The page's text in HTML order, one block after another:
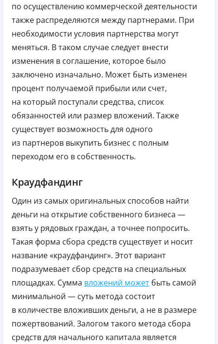
по осуществлению коммерческой деятельности
также распределяются между партнерами. При
необходимости условия партнерства могут
меняться. В таком случае следует внести
изменения в соглашение, которое было
заключено изначально. Может быть изменен
процент получаемой прибыли или счет,
на который поступали средства, список
обязанностей или размер вложений. Также
существует возможность для одного
из партнеров выкупить бизнес с полным
переходом его в собственность.
Краудфандинг
Один из самых оригинальных способов найти
деньги на открытие собственного бизнеса —
взять у рядовых граждан, а точнее попросить.
Такая форма сбора средств существует и носит
название «краудфандинг». Этот вариант
подразумевает сбор средств на специальных
площадках. Сумма вложений может быть самой
минимальной — суть метода состоит
в количестве вложивших деньги, а не в размере
пожертвований. Залогом такого метода сбора
средств для начального капитала является